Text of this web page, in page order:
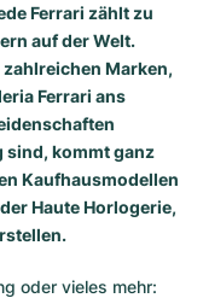
Ferrari zählt zu
auf der Welt.
Marken,
Ferrari ans
sind, kommt ganz
Kaufhausmodellen
Haute Horlogerie,
oder vieles mehr: